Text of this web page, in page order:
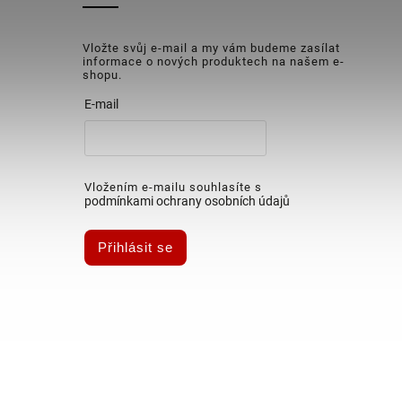
Vložte svůj e-mail a my vám budeme zasílat
informace o nových produktech na našem e-
shopu.
E-mail
Vložením e-mailu souhlasíte s
podmínkami ochrany osobních údajů
Přihlásit se